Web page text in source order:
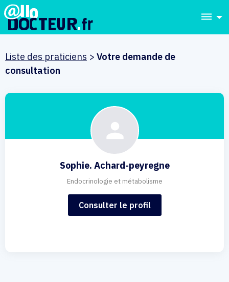
dehaze
Liste des praticiens > Votre demande de
consultation
Sophie. Achard-peyregne
Endocrinologie et métabolisme
Consulter le profil